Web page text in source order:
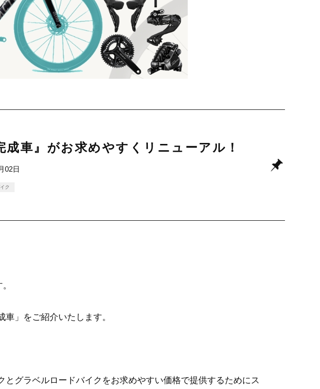
車』がお求めやすくリニューアル！
02日
ク
」をご紹介いたします。
グラベルロードバイクをお求めやすい価格で提供するためにス